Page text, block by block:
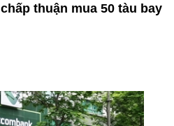
chấp thuận mua 50 tàu bay